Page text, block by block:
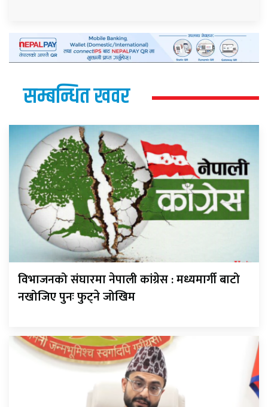
सम्बन्धित खवर
विभाजनको संघारमा नेपाली कांग्रेस : मध्यमार्गी बाटो
नखोजिए पुनः फुट्ने जोखिम